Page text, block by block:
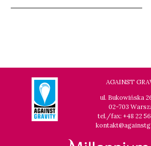
AGAINST
ul. Bukowińska
02-703
tel./fax: +48 22